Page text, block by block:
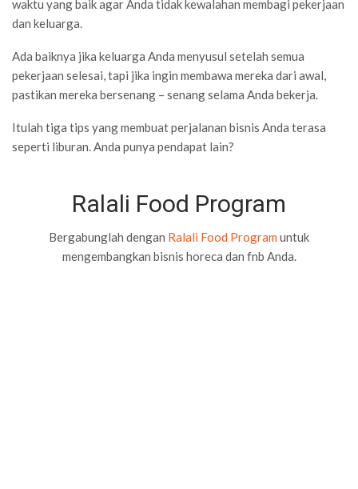
waktu yang baik agar Anda tidak kewalahan membagi pekerjaan
dan keluarga.
Ada baiknya jika keluarga Anda menyusul setelah semua
pekerjaan selesai, tapi jika ingin membawa mereka dari awal,
pastikan mereka bersenang – senang selama Anda bekerja.
Itulah tiga tips yang membuat perjalanan bisnis Anda terasa
seperti liburan. Anda punya pendapat lain?
Ralali Food Program
Bergabunglah dengan Ralali Food Program untuk
mengembangkan bisnis horeca dan fnb Anda.